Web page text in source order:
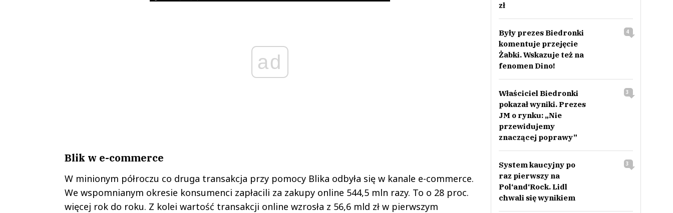
ad
Blik w e-commerce
W minionym półroczu co druga transakcja przy pomocy Blika odbyła się w kanale e-commerce.
We wspomnianym okresie konsumenci zapłacili za zakupy online 544,5 mln razy. To o 28 proc.
więcej rok do roku. Z kolei wartość transakcji online wzrosła z 56,6 mld zł w pierwszym
zł
Były prezes Biedronki
komentuje przejęcie
Żabki. Wskazuje też na
fenomen Dino!
4
Właściciel Biedronki
pokazał wyniki. Prezes
JM o rynku: „Nie
przewidujemy
znaczącej poprawy”
3
System kaucyjny po
raz pierwszy na
Pol‘and‘Rock. Lidl
chwali się wynikiem
3